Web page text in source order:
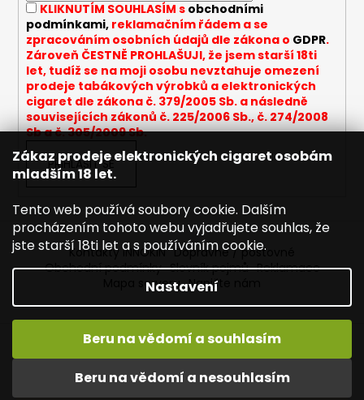
Zákaz prodeje elektronických cigaret osobám
mladším 18 let.
Tento web používá soubory cookie. Dalším
procházením tohoto webu vyjadřujete souhlas, že
jste starší 18ti let a s používáním cookie.
Nastavení
Beru na vědomí a nesouhlasím
Beru na vědomí a souhlasím
Vítejte ve světě INNOKIN. Nabízíme Vám to nejlepší ze světa
vapingu. DORUČENÍ ZDARMA nad 1000,- kč / 50 EURO!
KLIKNUTÍM SOUHLASÍM s obchodními
podmínkami,reklamačním řádem a se
zpracováním osobních údajů dle zákona o GDPR.
Zároveň ČESTNĚ PROHLAŠUJI, že jsem starší 18ti
let, tudíž se na moji osobu nevztahuje omezení
prodeje tabákových výrobků a elektronických
cigaret dle zákona č. 379/2005 Sb. a následně
souvisejících zákonů č. 225/2006 Sb., č. 274/2008
Sb a č. 305/2009 Sb.
PŘIHLÁSIT SE
Kontakty INNOKIN Dopravné / poštovné
Obchodní podmínky Slovník pojmů Reklamace
Mapa serveru Napište nám
Vytvořil Shoptet
Copyright 2026INNOKIN - Specialista na e-cigarety.
Všechna práva vyhrazena. Upravit nastavení cookies